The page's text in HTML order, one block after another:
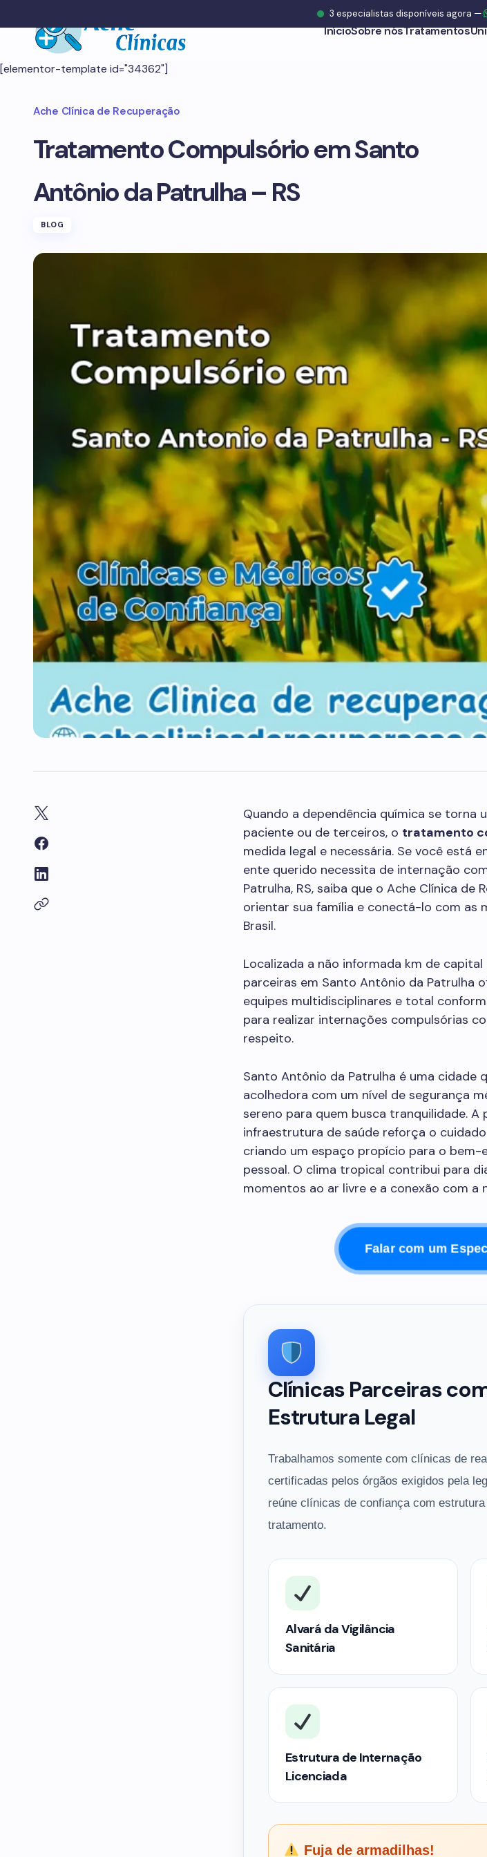
InícioSobre nósTratamentos
[elementor-template id="34362"]
Ache Clínica de Recuperação
Tratamento Compulsório em Santo
Antônio da Patrulha – RS
BLOG
Quando a dependência química se torna
paciente ou de terceiros, o tratamento
medida legal e necessária. Se você está
ente querido necessita de internação
Patrulha, RS, saiba que o Ache Clínica de
orientar sua família e conectá-lo com as
Brasil.
Localizada a não informada km de
parceiras em Santo Antônio da Patrulha
equipes multidisciplinares e total
para realizar internações compulsórias
respeito.
Santo Antônio da Patrulha é uma cidade
acolhedora com um nível de segurança
sereno para quem busca tranquilidade. A
infraestrutura de saúde reforça o
criando um espaço propício para o
pessoal. O clima tropical contribui para
momentos ao ar livre e a conexão com a
Falar com um
Clínicas Parceiras
Estrutura Legal
Trabalhamos somente com clínicas de
certificadas pelos órgãos exigidos pela
reúne clínicas de confiança com
tratamento.
Alvará da Vigilância
Sanitária
Estrutura de Internação
Licenciada
Fuja de armadilhas!
3 especialistas disponíveis agora —